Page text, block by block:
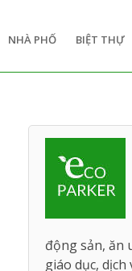
NHÀ PHỐ BIỆT THỰ
động sản, ăn
giáo dục, dịch